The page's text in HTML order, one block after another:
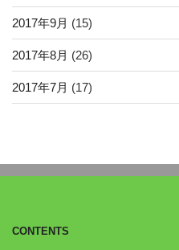
2017年9月 (15)
2017年8月 (26)
2017年7月 (17)
CONTENTS